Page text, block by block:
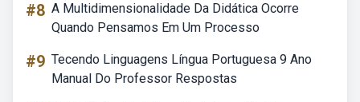
#8 A Multidimensionalidade Da Didática Ocorre
Quando Pensamos Em Um Processo
#9 Tecendo Linguagens Língua Portuguesa 9 Ano
Manual Do Professor Respostas